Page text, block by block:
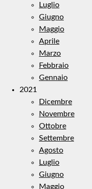
Luglio
Giugno
Maggio
Aprile
Marzo
Febbraio
Gennaio
2021
Dicembre
Novembre
Ottobre
Settembre
Agosto
Luglio
Giugno
Maggio